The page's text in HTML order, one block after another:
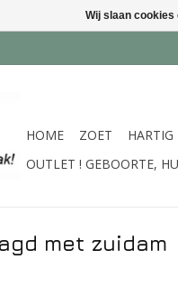
HOME ZOET HARTIG
OUTLET ! GEBOORTE,
met zuidam
Wij slaan cookies